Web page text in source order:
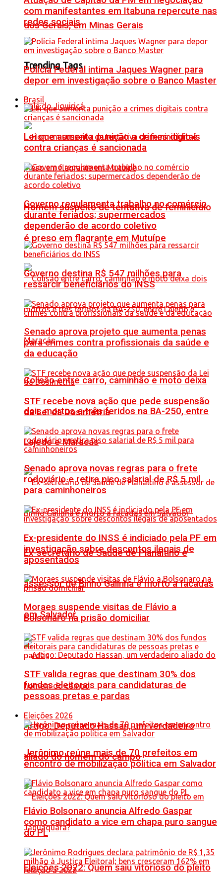
dos Gerais, em Minas Gerais
Trending Tags
Vale do Jiquiriçá
Homem suspeito de tentativa de feminicídio
é preso em flagrante em Mutuípe
Colisão entre carro, caminhão e moto deixa
dois mortos e três feridos na BA-250, entre
Lajedo e Maracás
Ex-secretário de Saúde de Planaltino e
assessor de Binho Galinha é morto a facadas
em Salvador
Artigo: Deputado Hassan, um verdadeiro
aliado do homem do campo
Eleições 2022: Quem saiu vitorioso do pleito
com manifestantes em Itabuna repercute nas
redes sociais
Polícia Federal intima Jaques Wagner para
depor em investigação sobre o Banco Master
Brasil
Lei que aumenta punição a crimes digitais
contra crianças é sancionada
Governo regulamenta trabalho no comércio
durante feriados; supermercados
dependerão de acordo coletivo
Governo destina R$ 547 milhões para
ressarcir beneficiários do INSS
Senado aprova projeto que aumenta penas
para crimes contra profissionais da saúde e
da educação
STF recebe nova ação que pede suspensão
da Lei da Dosimetria
Senado aprova novas regras para o frete
rodoviário e retira piso salarial de R$ 5 mil
para caminhoneiros
Ex-presidente do INSS é indiciado pela PF em
investigação sobre descontos ilegais de
aposentados
Moraes suspende visitas de Flávio a
Bolsonaro na prisão domiciliar
STF valida regras que destinam 30% dos
fundos eleitorais para candidaturas de
pessoas pretas e pardas
Eleições 2026
Jerônimo reúne mais de 70 prefeitos em
encontro de mobilização política em Salvador
Flávio Bolsonaro anuncia Alfredo Gaspar
como candidato a vice em chapa puro sangue
do PL